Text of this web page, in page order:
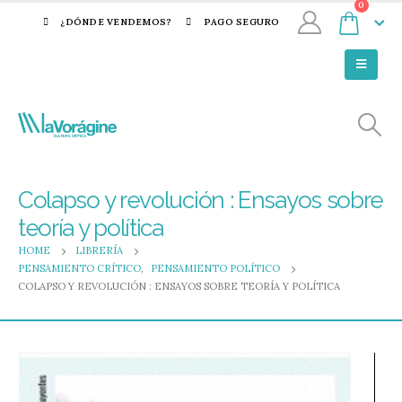
¿DÓNDE VENDEMOS? PAGO SEGURO
0
Colapso y revolución : Ensayos sobre
teoría y política
HOME
LIBRERÍA
PENSAMIENTO CRÍTICO,
PENSAMIENTO POLÍTICO
COLAPSO Y REVOLUCIÓN : ENSAYOS SOBRE TEORÍA Y POLÍTICA